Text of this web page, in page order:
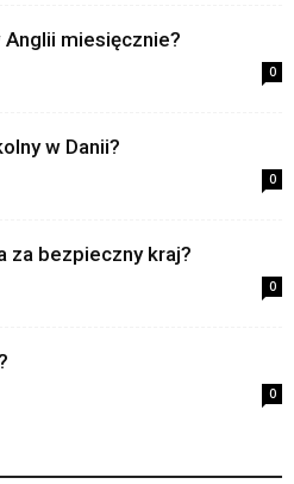
miesięcznie?
0
w Danii?
0
za bezpieczny kraj?
0
0